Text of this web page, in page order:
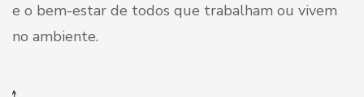
e o bem-estar de todos que trabalham ou vivem
no ambiente.